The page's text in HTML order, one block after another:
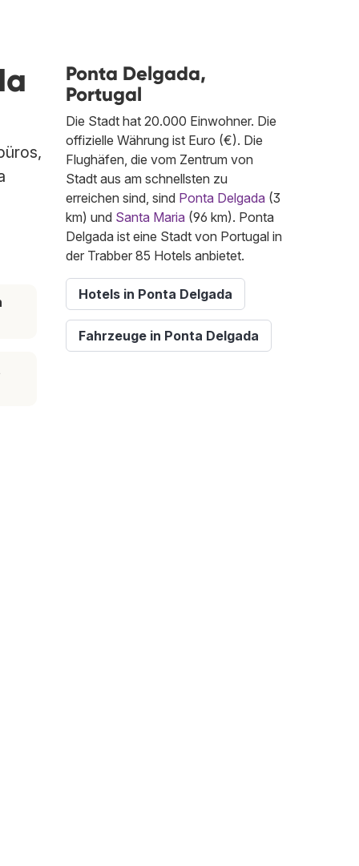
Ponta Delgada,
Portugal
Die Stadt hat 20.000 Einwohner. Die
offizielle Währung ist Euro (€). Die
Flughäfen, die vom Zentrum von
Stadt aus am schnellsten zu
erreichen sind, sind Ponta Delgada (3
km) und Santa Maria (96 km). Ponta
Delgada ist eine Stadt von Portugal in
der Trabber 85 Hotels anbietet.
Hotels in Ponta Delgada
Fahrzeuge in Ponta Delgada